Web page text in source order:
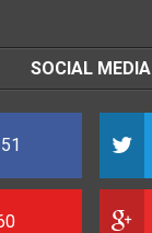
SOCIAL MEDIA